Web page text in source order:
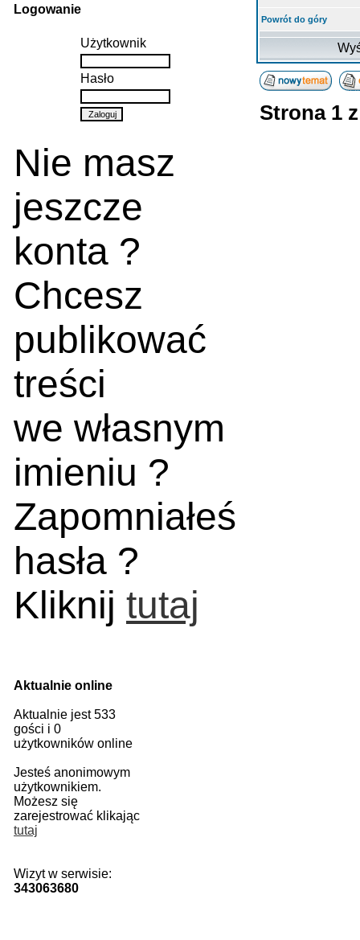
Logowanie
Użytkownik
Hasło
Nie masz
jeszcze
konta ?
Chcesz
publikować
treści
we własnym
imieniu ?
Zapomniałeś
hasła ?
Kliknij tutaj
Aktualnie online
Aktualnie jest 533
gości i 0
użytkowników online
Jesteś anonimowym
użytkownikiem.
Możesz się
zarejestrować klikając
tutaj
Wizyt w serwisie:
343063680
Powrót do góry
Strona 1